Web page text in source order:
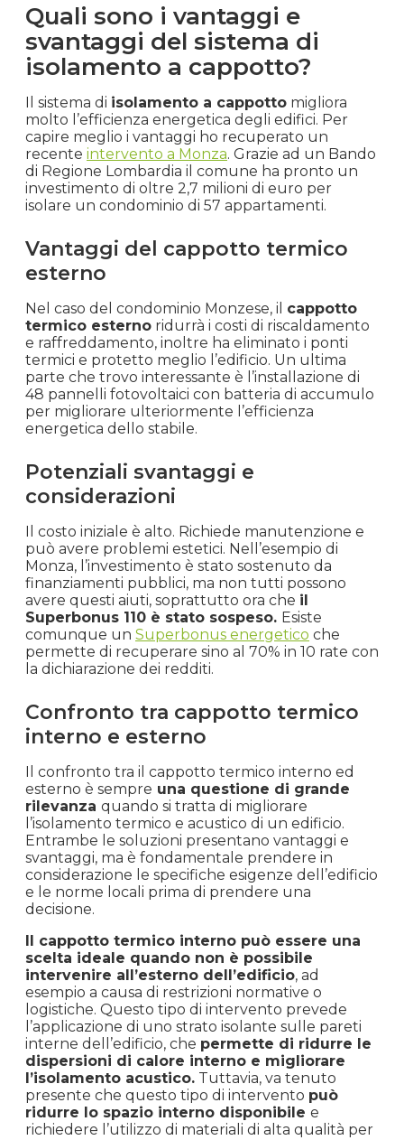
Quali sono i vantaggi e
svantaggi del sistema di
isolamento a cappotto?
Il sistema di isolamento a cappotto migliora
molto l’efficienza energetica degli edifici. Per
capire meglio i vantaggi ho recuperato un
recente intervento a Monza. Grazie ad un Bando
di Regione Lombardia il comune ha pronto un
investimento di oltre 2,7 milioni di euro per
isolare un condominio di 57 appartamenti.
Vantaggi del cappotto termico
esterno
Nel caso del condominio Monzese, il cappotto
termico esterno ridurrà i costi di riscaldamento
e raffreddamento, inoltre ha eliminato i ponti
termici e protetto meglio l’edificio. Un ultima
parte che trovo interessante è l’installazione di
48 pannelli fotovoltaici con batteria di accumulo
per migliorare ulteriormente l’efficienza
energetica dello stabile.
Potenziali svantaggi e
considerazioni
Il costo iniziale è alto. Richiede manutenzione e
può avere problemi estetici. Nell’esempio di
Monza, l’investimento è stato sostenuto da
finanziamenti pubblici, ma non tutti possono
avere questi aiuti, soprattutto ora che il
Superbonus 110 è stato sospeso. Esiste
comunque un Superbonus energetico che
permette di recuperare sino al 70% in 10 rate con
la dichiarazione dei redditi.
Confronto tra cappotto termico
interno e esterno
Il confronto tra il cappotto termico interno ed
esterno è sempre una questione di grande
rilevanza quando si tratta di migliorare
l’isolamento termico e acustico di un edificio.
Entrambe le soluzioni presentano vantaggi e
svantaggi, ma è fondamentale prendere in
considerazione le specifiche esigenze dell’edificio
e le norme locali prima di prendere una
decisione.
Il cappotto termico interno può essere una
scelta ideale quando non è possibile
intervenire all’esterno dell’edificio, ad
esempio a causa di restrizioni normative o
logistiche. Questo tipo di intervento prevede
l’applicazione di uno strato isolante sulle pareti
interne dell’edificio, che permette di ridurre le
dispersioni di calore interno e migliorare
l’isolamento acustico. Tuttavia, va tenuto
presente che questo tipo di intervento può
ridurre lo spazio interno disponibile e
richiedere l’utilizzo di materiali di alta qualità per